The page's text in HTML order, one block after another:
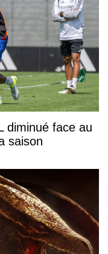
diminué face au
saison